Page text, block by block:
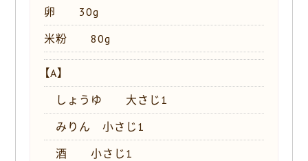
卵 30g
米粉 80g
【A】
しょうゆ 大さじ1
みりん 小さじ1
酒 小さじ1